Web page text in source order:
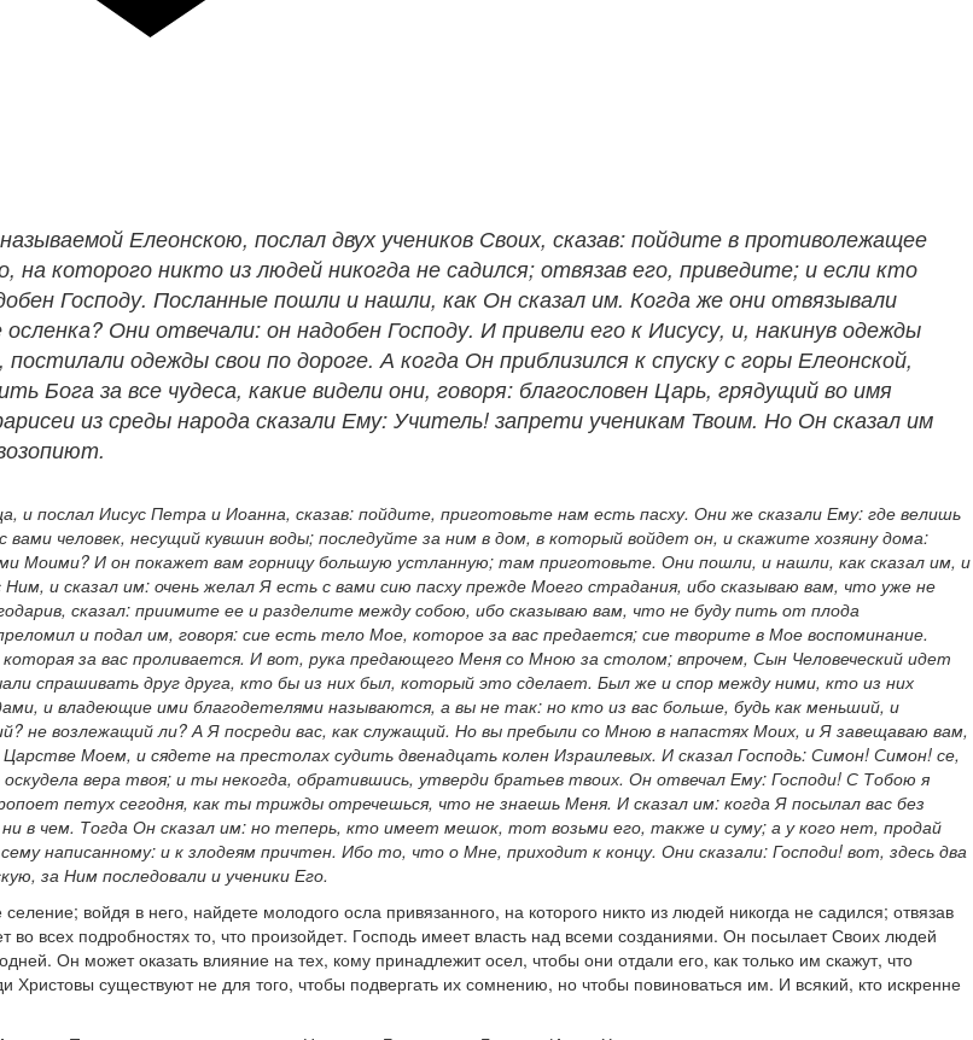
Елеонскою, послал двух учеников Своих, сказав: пойдите в противолежащее
на которого никто из людей никогда не садился; отвязав его, приведите; и если кто
Господу. Посланные пошли и нашли, как Он сказал им. Когда же они отвязывали
Они отвечали: он надобен Господу. И привели его к Иисусу, и, накинув одежды
одежды свои по дороге. А когда Он приблизился к спуску с горы Елеонской,
Бога за все чудеса, какие видели они, говоря: благословен Царь, грядущий во имя
из среды народа сказали Ему: Учитель! запрети ученикам Твоим. Но Он сказал им
и послал Иисус Петра и Иоанна, сказав: пойдите, приготовьте нам есть пасху. Они же сказали Ему: где велишь
человек, несущий кувшин воды; последуйте за ним в дом, в который войдет он, и скажите хозяину дома:
Моими? И он покажет вам горницу большую устланную; там приготовьте. Они пошли, и нашли, как сказал им, и
и сказал им: очень желал Я есть с вами сию пасху прежде Моего страдания, ибо сказываю вам, что уже не
сказал: приимите ее и разделите между собою, ибо сказываю вам, что не буду пить от плода
и подал им, говоря: сие есть тело Мое, которое за вас предается; сие творите в Мое воспоминание.
за вас проливается. И вот, рука предающего Меня со Мною за столом; впрочем, Сын Человеческий идет
спрашивать друг друга, кто бы из них был, который это сделает. Был же и спор между ними, кто из них
и владеющие ими благодетелями называются, а вы не так: но кто из вас больше, будь как меньший, и
возлежащий ли? А Я посреди вас, как служащий. Но вы пребыли со Мною в напастях Моих, и Я завещаваю вам,
Моем, и сядете на престолах судить двенадцать колен Израилевых. И сказал Господь: Симон! Симон! се,
вера твоя; и ты некогда, обратившись, утверди братьев твоих. Он отвечал Ему: Господи! С Тобою я
петух сегодня, как ты трижды отречешься, что не знаешь Меня. И сказал им: когда Я посылал вас без
в чем. Тогда Он сказал им: но теперь, кто имеет мешок, тот возьми его, также и суму; а у кого нет, продай
написанному: и к злодеям причтен. Ибо то, что о Мне, приходит к концу. Они сказали: Господи! вот, здесь два
за Ним последовали и ученики Его.
войдя в него, найдете молодого осла привязанного, на которого никто из людей никогда не садился; отвязав
всех подробностях то, что произойдет. Господь имеет власть над всеми созданиями. Он посылает Своих людей
Он может оказать влияние на тех, кому принадлежит осел, чтобы они отдали его, как только им скажут, что
существуют не для того, чтобы подвергать их сомнению, но чтобы повиноваться им. И всякий, кто искренне